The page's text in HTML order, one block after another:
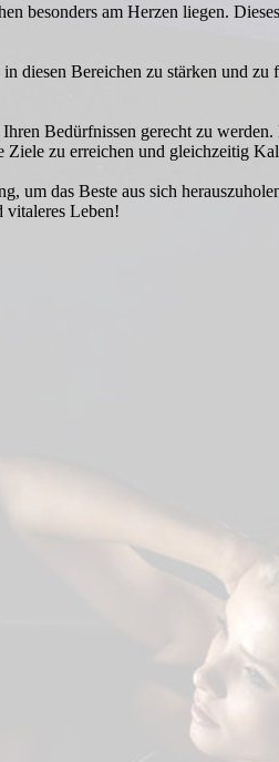
besonders am Herzen liegen.
diesen Bereichen zu stärken und
Bedürfnissen gerecht zu
zu erreichen und gleichzeitig
um das Beste aus sich
vitaleres Leben!